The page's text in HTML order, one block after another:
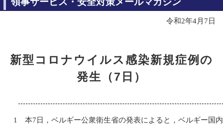
令和2年4月7日
新型コロナウイルス感染新規症例の
発生（7日）
1 本7日，ベルギー公衆衛生省の発表によると，ベルギー国